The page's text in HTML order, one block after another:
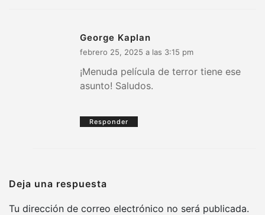
George Kaplan
febrero 25, 2025 a las 3:15 pm
¡Menuda película de terror tiene ese
asunto! Saludos.
Responder
Deja una respuesta
Tu dirección de correo electrónico no será publicada.